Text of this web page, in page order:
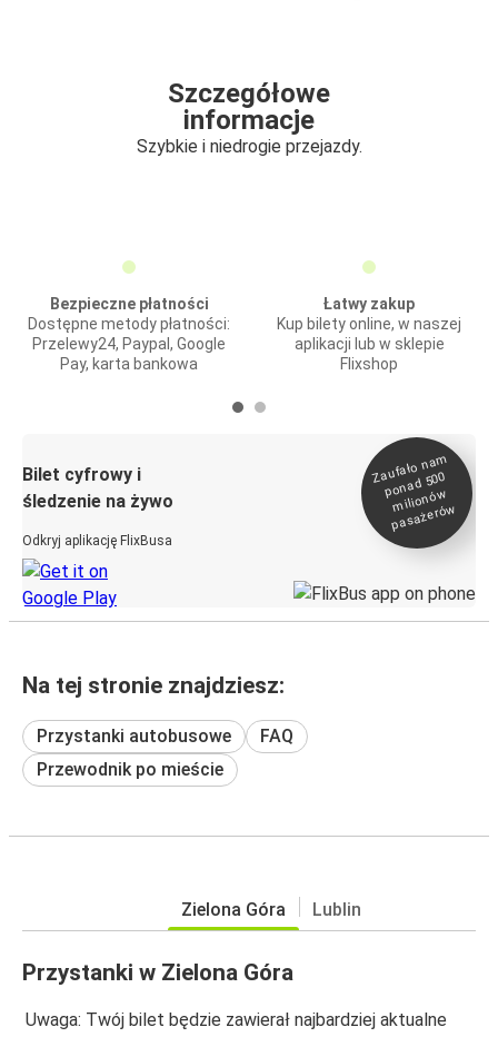
Szczegółowe
informacje
Szybkie i niedrogie przejazdy.
Bezpieczne płatności
Dostępne metody płatności:
Przelewy24, Paypal, Google
Pay, karta bankowa
Łatwy zakup
Kup bilety online, w naszej
aplikacji lub w sklepie
Flixshop
Bilet cyfrowy i
śledzenie na żywo
Odkryj aplikację FlixBusa
Zaufało na
m
ponad 500
milionó
w
pasażeró
w
Na tej stronie znajdziesz:
Przystanki autobusowe
FAQ
Przewodnik po mieście
Zielona Góra Lublin
Przystanki w Zielona Góra
Uwaga: Twój bilet będzie zawierał najbardziej aktualne